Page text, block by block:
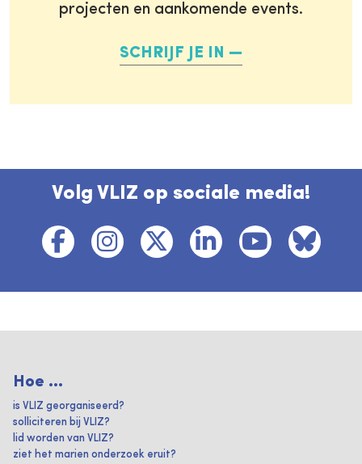
projecten en aankomende events.
SCHRIJF JE IN
Volg VLIZ op sociale media!
Hoe ...
is VLIZ georganiseerd?
solliciteren bij VLIZ?
lid worden van VLIZ?
ziet het marien onderzoek eruit?